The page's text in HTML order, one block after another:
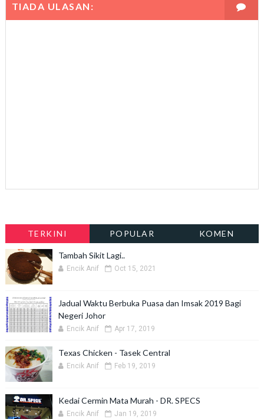
TIADA ULASAN:
TERKINI POPULAR KOMEN
Tambah Sikit Lagi..
Encik Anif Oct 15, 2021
Jadual Waktu Berbuka Puasa dan Imsak 2019 Bagi
Negeri Johor
Encik Anif Apr 17, 2019
Texas Chicken - Tasek Central
Encik Anif Feb 19, 2019
Kedai Cermin Mata Murah - DR. SPECS
Encik Anif Jan 19, 2019